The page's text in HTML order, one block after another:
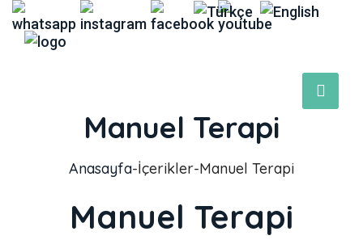
Manuel Terapi
Anasayfa-İçerikler-Manuel Terapi
Manuel Terapi